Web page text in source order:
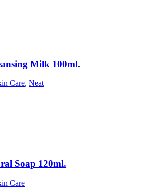
Milk 100ml.
Care, Neat
Soap 120ml.
Care